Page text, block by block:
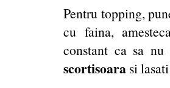
Pentru topping,
cu faina,
constant ca sa
scortisoara si